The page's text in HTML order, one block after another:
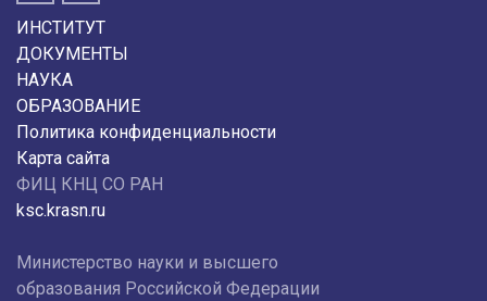
ИНСТИТУТ
ДОКУМЕНТЫ
НАУКА
ОБРАЗОВАНИЕ
Политика конфиденциальности
Карта сайта
ФИЦ КНЦ СО РАН
ksc.krasn.ru
Министерство науки и высшего
образования Российской Федерации